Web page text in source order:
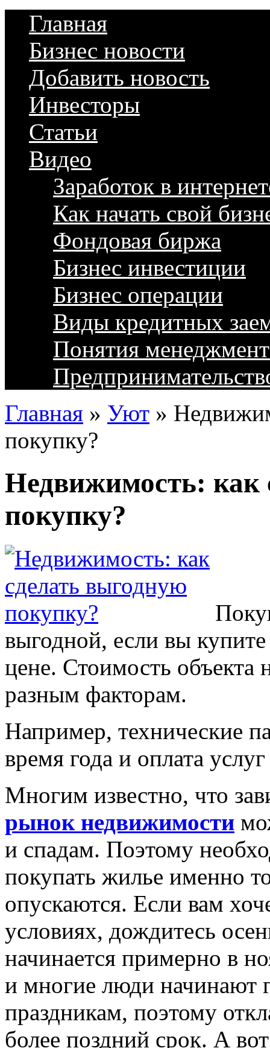
Главная
Бизнес новости
Добавить новость
Инвесторы
Статьи
Видео
Заработок в
Как начать свой
Фондовая биржа
Бизнес инвестиции
Бизнес операции
Виды кредитных
Понятия
Главная » Уют »
покупку?
Недвижимость: как
покупку?
выгодной, если вы
цене. Стоимость
разным факторам.
Например, технические
время года и оплата
Многим известно, что
рынок недвижимости
и спадам. Поэтому
покупать жилье именно
опускаются. Если вам
условиях, дождитесь
начинается примерно в
и многие люди начинают
праздникам, поэтому
более поздний срок. А